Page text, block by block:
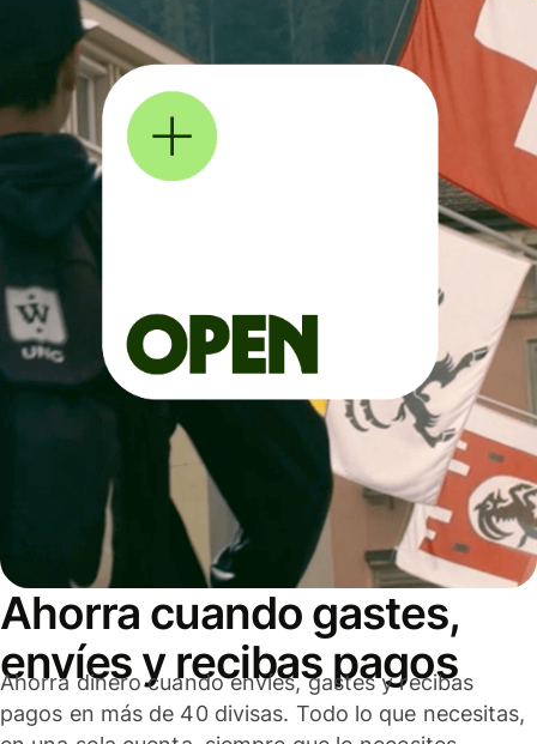
Ahorra cuando gastes,
envíes y recibas pagos
Ahorra dinero cuando envíes, gastes y recibas
pagos en más de 40 divisas. Todo lo que necesitas,